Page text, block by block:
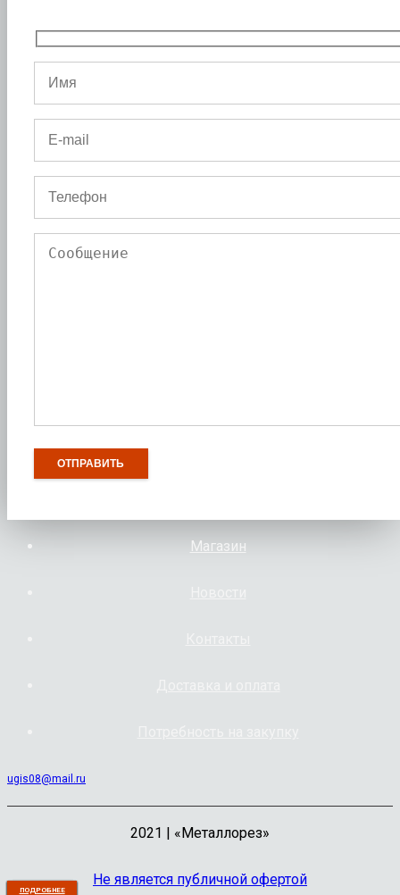
В КОРЗИНУ
ПОДРОБНЕЕ
ПОДРОБНЕЕ
ПОДРОБНЕЕ
ПОДРОБНЕЕ
ПОДРОБНЕЕ
ПОДРОБНЕЕ
ПОДРОБНЕЕ
ПОДРОБНЕЕ
ПОДРОБНЕЕ
Магазин
ugis08@mail.ru
2021 | «Металлорез»
Не является публичной офертой